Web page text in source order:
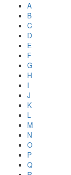
A
B
C
D
E
F
G
H
I
J
K
L
M
N
O
P
Q